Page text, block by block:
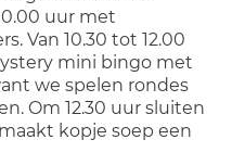
uur met
Van 10.30 tot 12.00
mini bingo met
we spelen rondes
Om 12.30 uur sluiten
kopje soep een